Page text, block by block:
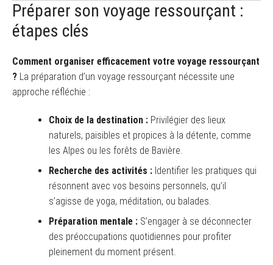
Préparer son voyage ressourçant :
étapes clés
Comment organiser efficacement votre voyage ressourçant
? La préparation d’un voyage ressourçant nécessite une
approche réfléchie :
Choix de la destination : Privilégier des lieux
naturels, paisibles et propices à la détente, comme
les Alpes ou les forêts de Bavière.
Recherche des activités : Identifier les pratiques qui
résonnent avec vos besoins personnels, qu’il
s’agisse de yoga, méditation, ou balades.
Préparation mentale : S’engager à se déconnecter
des préoccupations quotidiennes pour profiter
pleinement du moment présent.